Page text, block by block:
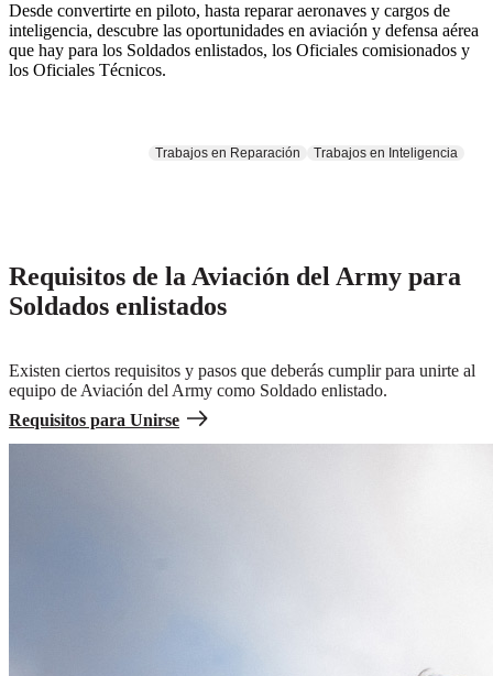
Desde convertirte en piloto, hasta reparar aeronaves y cargos de
inteligencia, descubre las oportunidades en aviación y defensa aérea
que hay para los Soldados enlistados, los Oficiales comisionados y
los Oficiales Técnicos.
Trabajos en Reparación Trabajos en Inteligencia
Requisitos de la Aviación del Army para
Soldados enlistados
Existen ciertos requisitos y pasos que deberás cumplir para unirte al
equipo de Aviación del Army como Soldado enlistado.
Requisitos para Unirse